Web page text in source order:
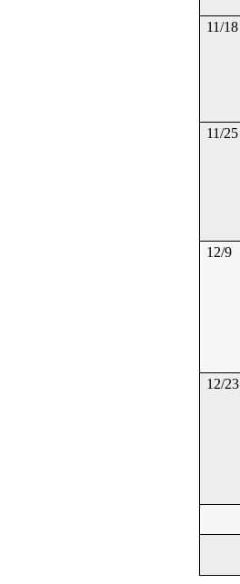
11/18
11/25
12/9
12/23